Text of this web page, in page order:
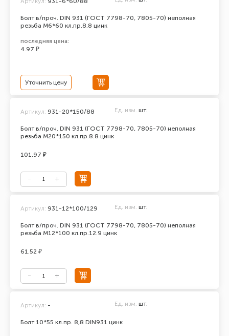
Болт в/проч. DIN 931 (ГОСТ 7798-70, 7805-70) неполная
резьба М6*60 кл.пр.8.8 цинк
последняя цена:
4.97 ₽
Уточнить цену
Болт в/проч. DIN 931 (ГОСТ 7798-70, 7805-70) неполная
резьба М20*150 кл.пр.8.8 цинк
Артикул: 931-20*150/88 Ед. изм. шт.
101.97 ₽
Болт в/проч. DIN 931 (ГОСТ 7798-70, 7805-70) неполная
резьба М12*100 кл.пр.12.9 цинк
Артикул: 931-12*100/129 Ед. изм. шт.
61.52 ₽
Болт 10*55 кл.пр. 8,8 DIN931 цинк
Артикул: - Ед. изм. шт.